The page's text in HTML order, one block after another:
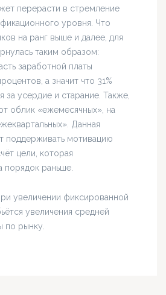
перерасти в стремление
уровня. Что
на ранг выше и далее, для
таким образом:
заработной платы
а значит что 31%
за усердие и старание. Также,
облик «ежемесячных», на
Данная
поддерживать мотивацию
цели, которая
порядок раньше.
увеличении фиксированной
увеличения средней
по рынку.